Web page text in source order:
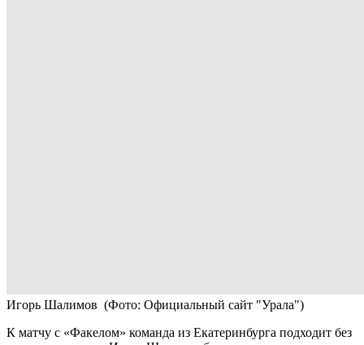
Игорь Шалимов (Фото: Официальный сайт "Урала")
К матчу с «Факелом» команда из Екатеринбурга подходит без